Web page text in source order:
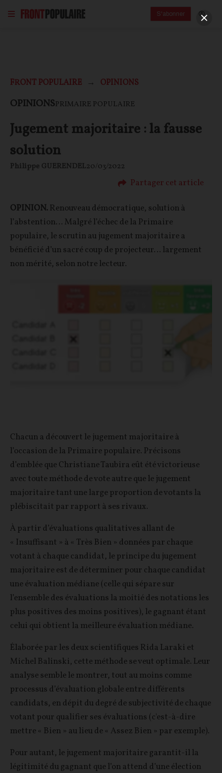
S'abonner
FRONT POPULAIRE OPINIONS
OPINIONSPRIMAIRE POPULAIRE
Jugement majoritaire : la fausse
solution
Philippe GUERENDEL20/03/2022
Partager cet article
OPINION.Renouveau démocratique, solution à
l’abstention… Malgré l’échec de la Primaire
populaire, le scrutin au jugement majoritaire a
bénéficié d’un sacré coup de projecteur… largement
non mérité, selon notre lecteur.
Chacun a découvert le jugement majoritaire à
l’occasion de la Primaire populaire. Précisons
d’emblée que Christiane Taubira eût été victorieuse
avec toute méthode de vote autre que le jugement
majoritaire tant une large proportion de votants la
plébiscitait par rapport à ses rivaux.
À partir d’évaluations qualitatives allant de
« Insuffisant » à « Très Bien » données par chaque
votant à chaque candidat, le principe du jugement
majoritaire est de déterminer pour chaque candidat
une évaluation médiane (celle qui sépare sur
l’ensemble des évaluations la moitié des notations les
plus positives des moins positives), le gagnant étant
celui qui obtient la meilleure évaluation médiane.
Élaborée par les deux scientifiques Rida Laraki et
Michel Balinski, cette méthode se veut optimale. Leur
analyse semble le montrer, tout au moins comme
processus d’évaluation globale entre différents
candidats, en dépit du degré de subjectivité de chaque
votant pour qualifier ses évaluations (c'est-à-dire
mettre « Bien » au lieu de « Assez Bien » par exemple).
Pour autant, le jugement majoritaire garantit-il la
légitimité du gagnant que l’on attend d’une élection